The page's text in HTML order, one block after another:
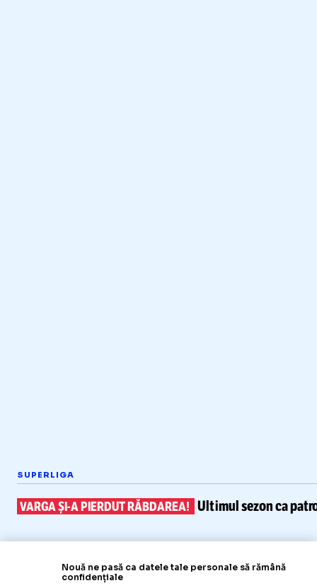
SUPERLIGA
VARGAȘI-APIERDUT RĂBDAREA! Ultimul sezon ca
Nouă ne pasă ca datele tale personale să rămână
confidențiale